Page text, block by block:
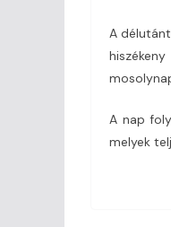
A
A nap
melyek